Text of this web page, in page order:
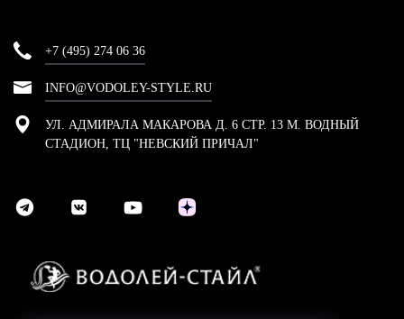
+7 (495) 274 06 36
INFO@VODOLEY-STYLE.RU
УЛ. АДМИРАЛА МАКАРОВА Д. 6 СТР. 13 М. ВОДНЫЙ
СТАДИОН, ТЦ "НЕВСКИЙ ПРИЧАЛ"